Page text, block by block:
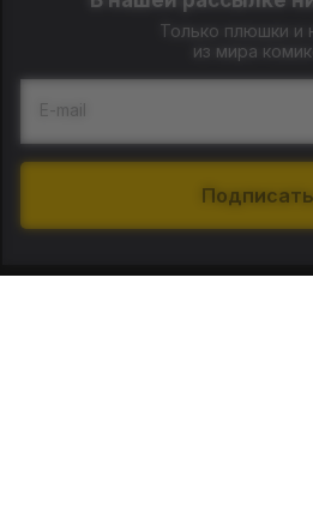
Только плюшки и
из мира
E-mail